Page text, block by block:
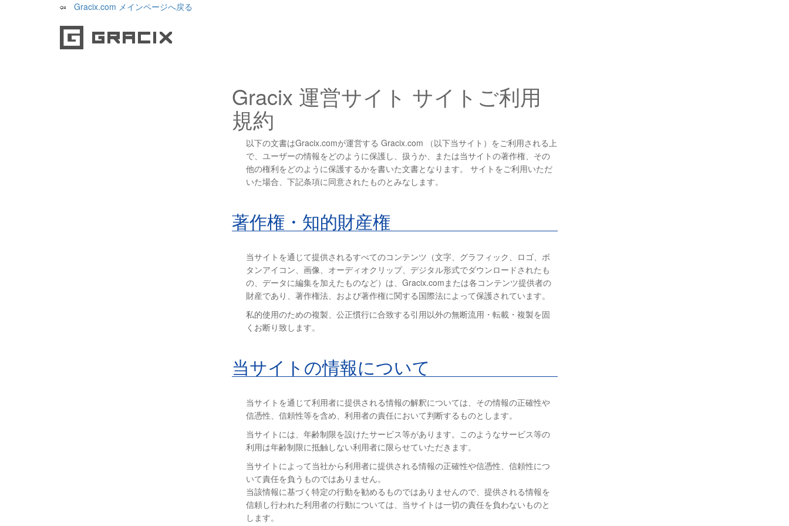
Gracix.com メインページへ戻る
Gracix 運営サイト サイトご利用
規約
以下の文書はGracix.comが運営する Gracix.com （以下当サイト）をご利用される上
で、ユーザーの情報をどのように保護し、扱うか、または当サイトの著作権、その
他の権利をどのように保護するかを書いた文書となります。 サイトをご利用いただ
いた場合、下記条項に同意されたものとみなします。
著作権・知的財産権
当サイトを通じて提供されるすべてのコンテンツ（文字、グラフィック、ロゴ、ボ
タンアイコン、画像、オーディオクリップ、デジタル形式でダウンロードされたも
の、データに編集を加えたものなど）は、Gracix.comまたは各コンテンツ提供者の
財産であり、著作権法、および著作権に関する国際法によって保護されています。
私的使用のための複製、公正慣行に合致する引用以外の無断流用・転載・複製を固
くお断り致します。
当サイトの情報について
当サイトを通じて利用者に提供される情報の解釈については、その情報の正確性や
信憑性、信頼性等を含め、利用者の責任において判断するものとします。
当サイトには、年齢制限を設けたサービス等があります。このようなサービス等の
利用は年齢制限に抵触しない利用者に限らせていただきます。
当サイトによって当社から利用者に提供される情報の正確性や信憑性、信頼性につ
いて責任を負うものではありません。
当該情報に基づく特定の行動を勧めるものではありませんので、提供される情報を
信頼し行われた利用者の行動については、当サイトは一切の責任を負わないものと
します。